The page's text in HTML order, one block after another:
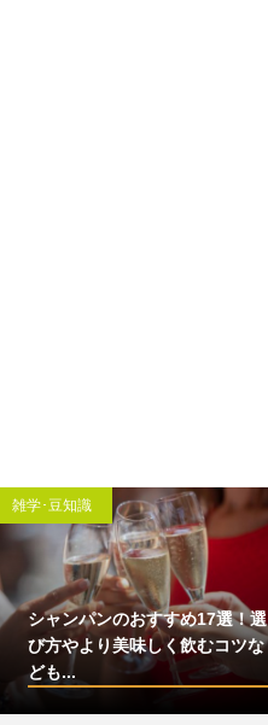
雑学･豆知識
シャンパンのおすすめ17選！選
び方やより美味しく飲むコツな
ども...